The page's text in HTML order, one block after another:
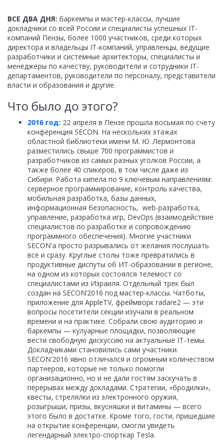
ВСЕ ДВА ДНЯ: баркемпы и мастер-классы, лучшие
докладчики со всей России и специалисты успешных IT-
компаний Пензы, более 1000 участников, среди которых
директора и владельцы IT-компаний, управленцы, ведущие
разработчики и системные архитекторы, специалисты и
менеджеры по качеству, руководители и сотрудники IT-
департаментов, руководители по персоналу, представители
власти и образования и другие.
Что было до этого?
2016 год: 22 апреля в Пензе прошла восьмая по счету
конференция SECON. На нескольких этажах
областной библиотеки имени М. Ю. Лермонтова
разместились свыше 700 программистов и
разработчиков из самых разных уголков России, а
также более 40 спикеров, в том числе даже из
Сибири. Работа кипела по 9 ключевым направлениям:
серверное программирование, контроль качества,
мобильная разработка, базы данных,
информационная безопасность, web-разработка,
управление, разработка игр, DevOps (взаимодействие
специалистов по разработке и сопровождению
программного обеспечения). Многие участники
SECON'а просто разрывались от желания послушать
все и сразу. Круглые столы тоже превратились в
продуктивные диспуты об ИТ-образовании в регионе,
на одном из которых состоялся телемост со
специалистами из Израиля. Отдельный трек был
создан на SECON’2016 под мастер-классы. Чатботы,
приложение для AppleTV, фреймворк radare2 — эти
вопросы посетители секции изучали в реальном
времени и на практике. Собрали свою аудиторию и
баркемпы — кулуарные площадки, позволяющие
вести свободную дискуссию на актуальные IT-темы.
Докладчиками становились сами участники.
SECON'2016 явно отличался и огромным количеством
партнеров, которые не только помогли
организационно, но и не дали гостям заскучать в
перерывах между докладами. Стратегии, «бродилки»,
квесты, стрелялки из электронного оружия,
розыгрыши, призы, вкусняшки и витамины — всего
этого было в достатке. Кроме того, гости, пришедшие
на открытие конференции, смогли увидеть
легендарный электро-спорткар Tesla.